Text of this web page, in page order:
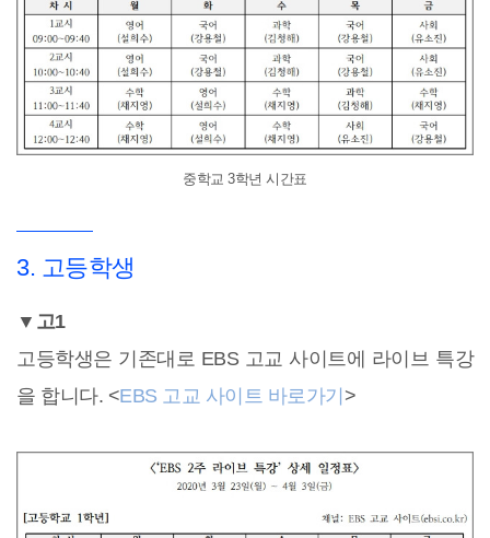
중학교 3학년 시간표
3. 고등학생
▼고1
고등학생은 기존대로 EBS 고교 사이트에 라이브 특강
을 합니다. <EBS 고교 사이트 바로가기 >